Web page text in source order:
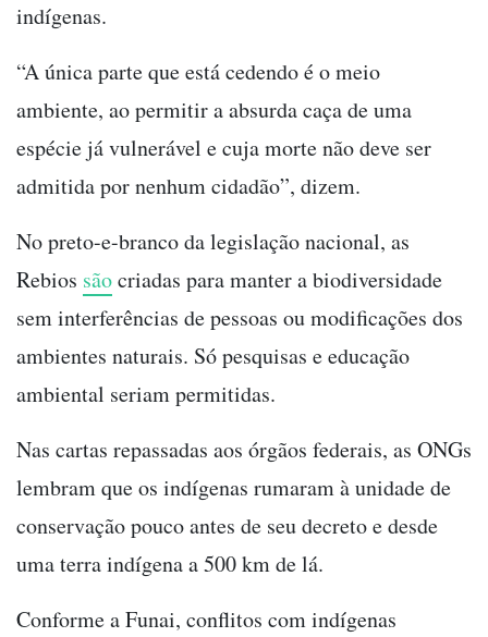
indígenas.
“A única parte que está cedendo é o meio
ambiente, ao permitir a absurda caça de uma
espécie já vulnerável e cuja morte não deve ser
admitida por nenhum cidadão”, dizem.
No preto-e-branco da legislação nacional, as
Rebios sãocriadas para manter a biodiversidade
sem interferências de pessoas ou modificações dos
ambientes naturais. Só pesquisas e educação
ambiental seriam permitidas.
Nas cartas repassadas aos órgãos federais, as ONGs
lembram que os indígenas rumaram à unidade de
conservação pouco antes de seu decreto e desde
uma terra indígena a 500 km de lá.
Conforme a Funai, conflitos com indígenas